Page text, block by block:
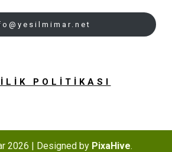
POLİTİKASI
2026 | Designed by PixaHive.